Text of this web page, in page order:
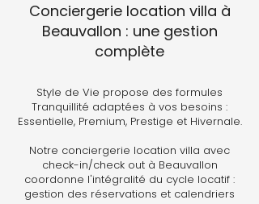
Conciergerie location villa à
Beauvallon : une gestion
complète
Style de Vie propose des formules
Tranquillité adaptées à vos besoins :
Essentielle, Premium, Prestige et Hivernale.
Notre conciergerie location villa avec
check-in/check out à Beauvallon
coordonne l'intégralité du cycle locatif :
gestion des réservations et calendriers